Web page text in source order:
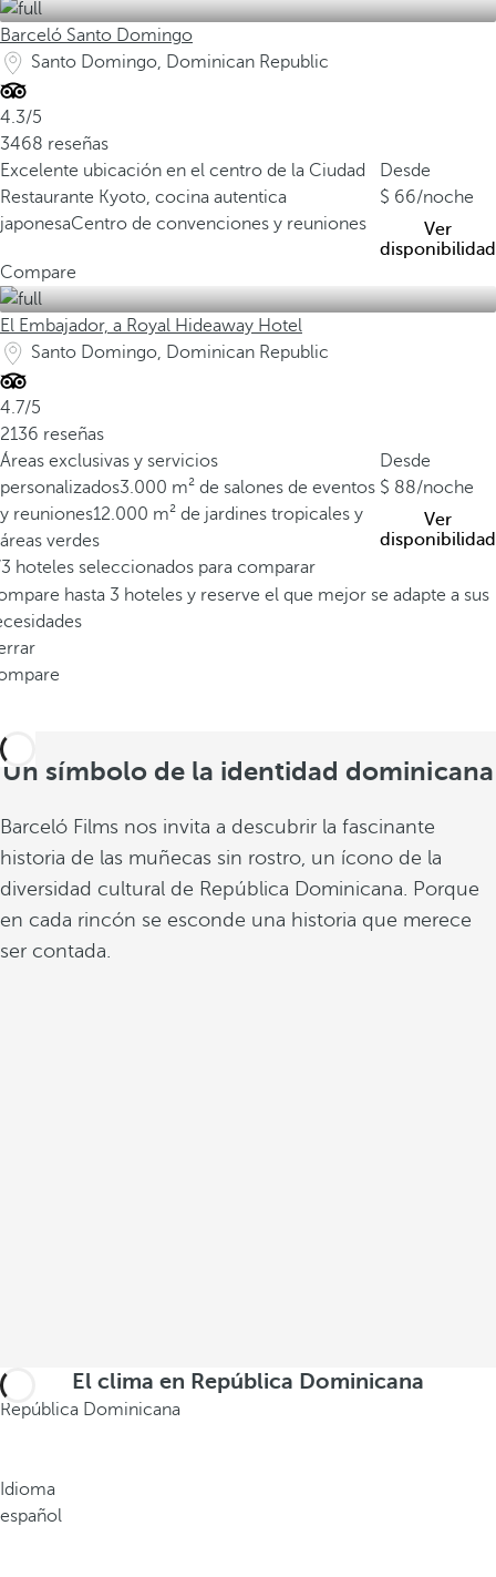
Barceló Santo Domingo
Santo Domingo, Dominican Republic
4.3/5
3468 reseñas
Excelente ubicación en el centro de la Ciudad
Restaurante Kyoto, cocina autentica
japonesaCentro de convenciones y reuniones
Desde
66/noche
Ver
disponibilidad
Compare
El Embajador, a Royal Hideaway Hotel
Santo Domingo, Dominican Republic
4.7/5
2136 reseñas
Áreas exclusivas y servicios
personalizados3.000 m² de salones de eventos
y reuniones12.000 m² de jardines tropicales y
áreas verdes
Desde
88/noche
Ver
disponibilidad
hoteles seleccionados para comparar
hasta 3 hoteles y reserve el que mejor se adapte a sus
Un símbolo de la identidad dominicana
Barceló Films nos invita a descubrir la fascinante
historia de las muñecas sin rostro, un ícono de la
diversidad cultural de República Dominicana. Porque
en cada rincón se esconde una historia que merece
ser contada.
El clima en República Dominicana
República Dominicana
Idioma
español
n
g
o
e
s
u
n
t
e
t
i
m
o
n
i
o
d
e
l
l
e
g
a
d
o
o
i
a
l
d
e
c
o
e